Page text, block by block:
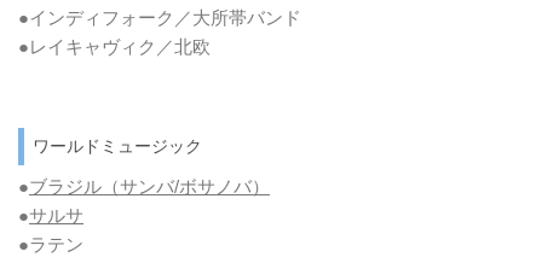
●インディフォーク／大所帯バンド
●レイキャヴィク／北欧
ワールドミュージック
●ブラジル（サンバ/ボサノバ）
●サルサ
●ラテン